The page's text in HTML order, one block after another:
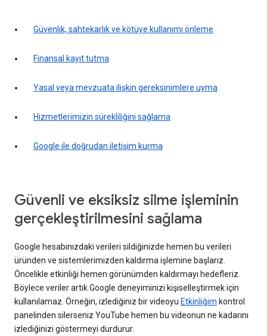
Güvenlik, sahtekarlık ve kötüye kullanımı önleme
Finansal kayıt tutma
Yasal veya mevzuata ilişkin gereksinimlere uyma
Hizmetlerimizin sürekliliğini sağlama
Google ile doğrudan iletişim kurma
Güvenli ve eksiksiz silme işleminin
gerçekleştirilmesini sağlama
Google hesabınızdaki verileri sildiğinizde hemen bu verileri
üründen ve sistemlerimizden kaldırma işlemine başlarız.
Öncelikle etkinliği hemen görünümden kaldırmayı hedefleriz.
Böylece veriler artık Google deneyiminizi kişiselleştirmek için
kullanılamaz. Örneğin, izlediğiniz bir videoyu Etkinliğim kontrol
panelinden silerseniz YouTube hemen bu videonun ne kadarını
izlediğinizi göstermeyi durdurur.